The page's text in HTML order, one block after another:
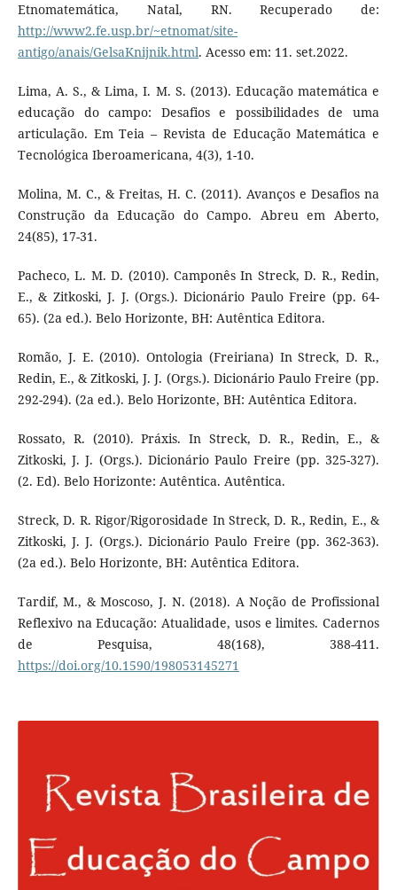
Etnomatemática, Natal, RN. Recuperado de:
http://www2.fe.usp.br/~etnomat/site-
antigo/anais/GelsaKnijnik.html. Acesso em: 11. set.2022.
Lima, A. S., & Lima, I. M. S. (2013). Educação matemática e
educação do campo: Desafios e possibilidades de uma
articulação. Em Teia – Revista de Educação Matemática e
Tecnológica Iberoamericana, 4(3), 1-10.
Molina, M. C., & Freitas, H. C. (2011). Avanços e Desafios na
Construção da Educação do Campo. Abreu em Aberto,
24(85), 17-31.
Pacheco, L. M. D. (2010). Camponês In Streck, D. R., Redin,
E., & Zitkoski, J. J. (Orgs.). Dicionário Paulo Freire (pp. 64-
65). (2a ed.). Belo Horizonte, BH: Autêntica Editora.
Romão, J. E. (2010). Ontologia (Freiriana) In Streck, D. R.,
Redin, E., & Zitkoski, J. J. (Orgs.). Dicionário Paulo Freire (pp.
292-294). (2a ed.). Belo Horizonte, BH: Autêntica Editora.
Rossato, R. (2010). Práxis. In Streck, D. R., Redin, E., &
Zitkoski, J. J. (Orgs.). Dicionário Paulo Freire (pp. 325-327).
(2. Ed). Belo Horizonte: Autêntica. Autêntica.
Streck, D. R. Rigor/Rigorosidade In Streck, D. R., Redin, E., &
Zitkoski, J. J. (Orgs.). Dicionário Paulo Freire (pp. 362-363).
(2a ed.). Belo Horizonte, BH: Autêntica Editora.
Tardif, M., & Moscoso, J. N. (2018). A Noção de Profissional
Reflexivo na Educação: Atualidade, usos e limites. Cadernos
de Pesquisa, 48(168), 388-411.
https://doi.org/10.1590/198053145271